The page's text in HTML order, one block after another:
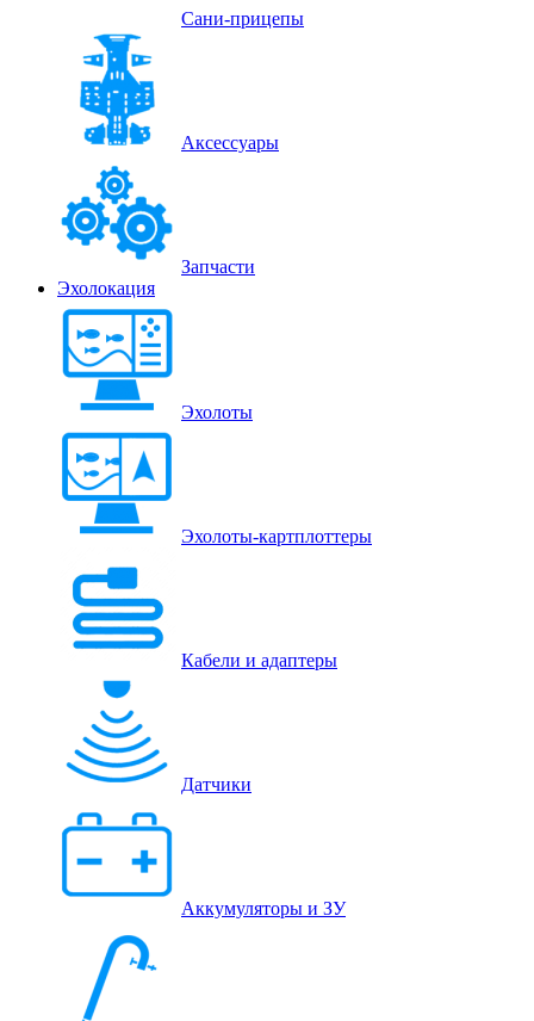
Сани-прицепы
Аксессуары
Запчасти
Эхолокация
Эхолоты
Эхолоты-картплоттеры
Кабели и адаптеры
Датчики
Аккумуляторы и ЗУ